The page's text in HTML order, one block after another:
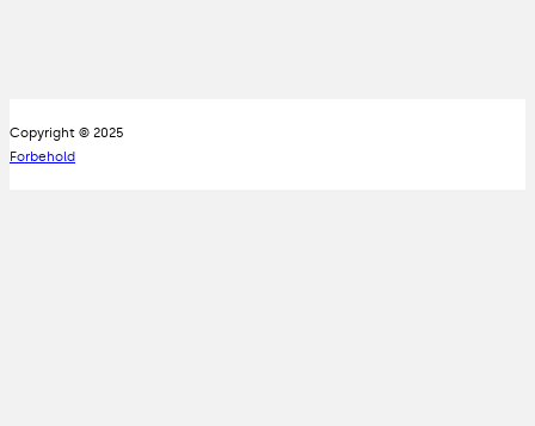
Copyright © 2025
Forbehold